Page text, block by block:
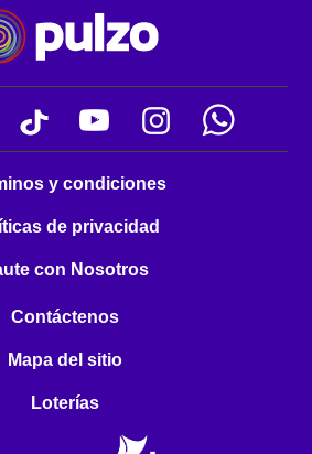
y condiciones
de privacidad
con Nosotros
Contáctenos
Mapa del sitio
Loterías